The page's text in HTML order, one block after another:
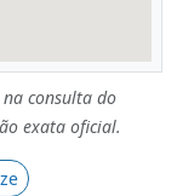
consulta do
exata oficial.